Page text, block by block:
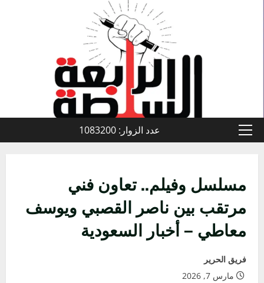
القائمة
عدد الزوار: 1083200
مسلسل وفيلم.. تعاون فني
مرتقب بين ناصر القصبي ويوسف
معاطي – أخبار السعودية
فريق الحرير
مارس 7, 2026